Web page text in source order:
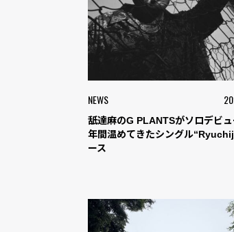
NEWS
舐達麻のG PLANTSがソロデビ
年間温めてきたシングル
ース